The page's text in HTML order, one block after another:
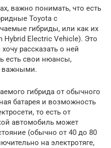
важно понимать, что есть
Toyota с
гибриды, или как их
Hybrid Electric Vehicle). Это
рассказать о ней
есть свои нюансы,
важными.
гибрида от обычного
батарея и возможность
то есть от
автомобиль может
(обычно от 40 до 80
на электротяге,